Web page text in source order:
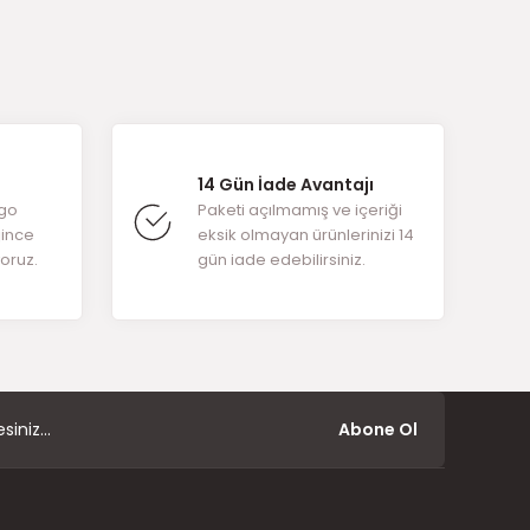
14 Gün İade Avantajı
Paketi açılmamış ve içeriği
eksik olmayan ürünlerinizi 14
gün iade edebilirsiniz.
Abone Ol